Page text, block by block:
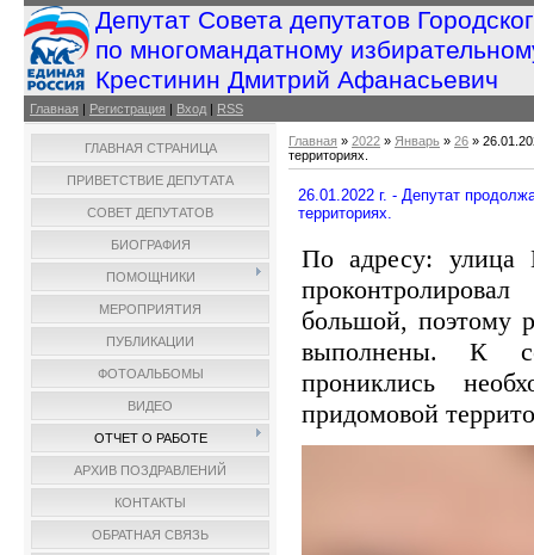
Депутат Совета депутатов
по многомандатному
Крестинин Дмитрий Афанасьевич
Главная | Регистрация | Вход | RSS
ГЛАВНАЯ СТРАНИЦА
ПРИВЕТСТВИЕ ДЕПУТАТА
СОВЕТ ДЕПУТАТОВ
БИОГРАФИЯ
ПОМОЩНИКИ
МЕРОПРИЯТИЯ
ПУБЛИКАЦИИ
ФОТОАЛЬБОМЫ
ВИДЕО
ОТЧЕТ О РАБОТЕ
АРХИВ ПОЗДРАВЛЕНИЙ
КОНТАКТЫ
ОБРАТНАЯ СВЯЗЬ
Главная » 2022 » Январь » 26 »
территориях.
26.01.2022 г. - Депутат
территориях.
По адресу: улица
большой, поэтому
выполнены. К
прониклись
придомовой